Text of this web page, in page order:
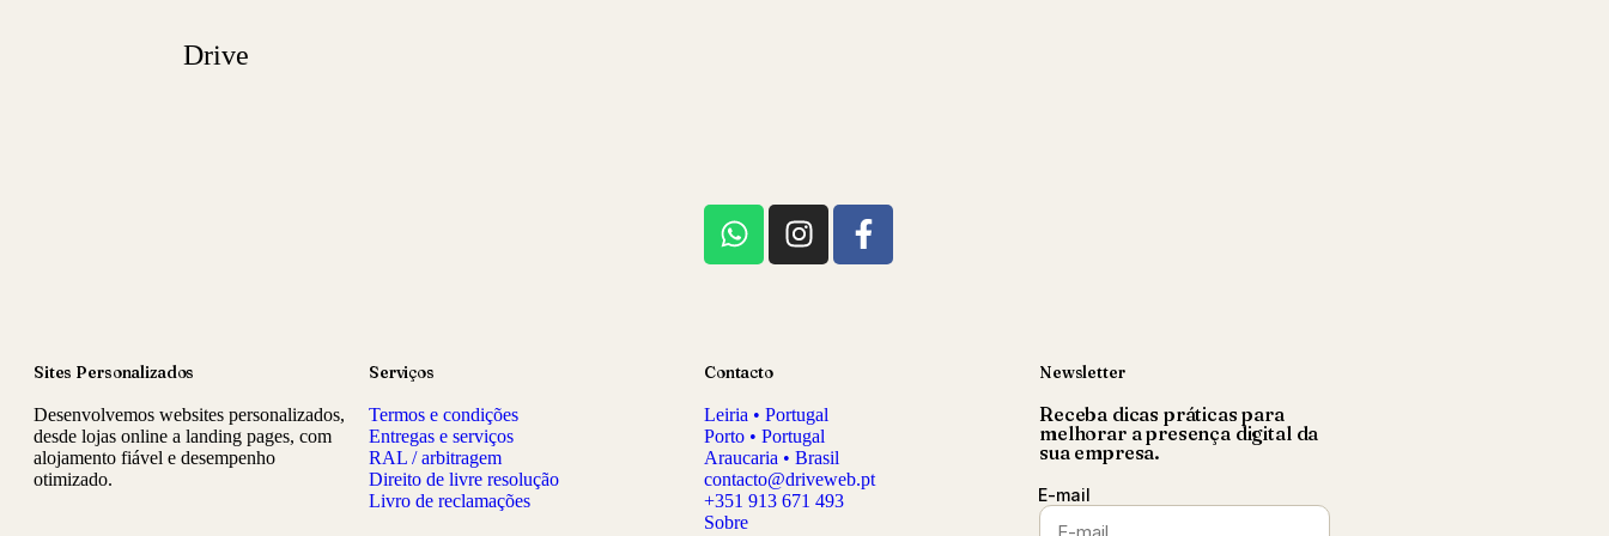
Drive
Sites Personalizados
Desenvolvemos websites personalizados,
desde lojas online a landing pages, com
alojamento fiável e desempenho
otimizado.
Serviços
Termos e condições
Entregas e serviços
RAL / arbitragem
Direito de livre resolução
Livro de reclamações
Contacto
Leiria • Portugal
Porto • Portugal
Araucaria • Brasil
contacto@driveweb.pt
+351 913 671 493
Sobre
Newsletter
Receba dicas práticas para
melhorar a presença digital da
sua empresa.
E-mail